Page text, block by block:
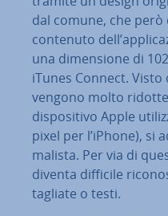
dal comune, che
contenuto
una di­men­sio­ne di
iTunes Connect.
vengono molto
di­spo­si­ti­vo Apple
pixel per l’iPhone), si
ma­li­sta. Per via di
diventa difficile
ta­glia­te o testi.